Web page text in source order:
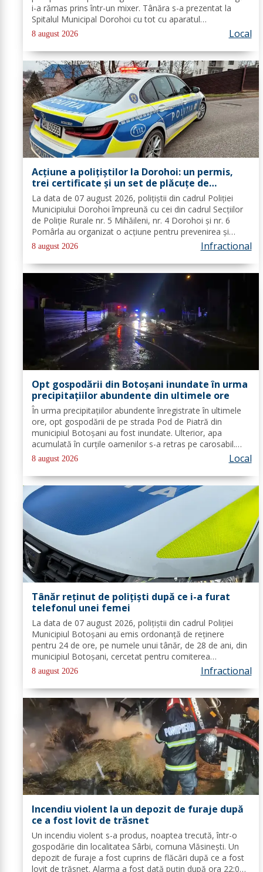
i-a rămas prins într-un mixer. Tânăra s-a prezentat la
Spitalul Municipal Dorohoi cu tot cu aparatul
electrocasnic, iar medicii au solicitat intervenția
salvatorilor. Pompierii din cadrul...
8 august 2026 Local
Acțiune a polițiștilor la Dorohoi: un permis,
trei certificate și un set de plăcuțe de
înmatriculare reținute
La data de 07 august 2026, polițiștii din cadrul Poliției
Municipiului Dorohoi împreună cu cei din cadrul Secțiilor
de Poliție Rurale nr. 5 Mihăileni, nr. 4 Dorohoi și nr. 6
Pomârla au organizat o acțiune pentru prevenirea și
combaterea faptelor de natură penală și
contravențională, verificarea...
8 august 2026 Infractional
Opt gospodării din Botoșani inundate în urma
precipitațiilor abundente din ultimele ore
În urma precipitațiilor abundente înregistrate în ultimele
ore, opt gospodării de pe strada Pod de Piatră din
municipiul Botoșani au fost inundate. Ulterior, apa
acumulată în curțile oamenilor s-a retras pe carosabil.
Pentru evacuarea apei, pompierii militari din cadrul
Detașamentului Botoșani au...
8 august 2026 Local
Tânăr reținut de polițiști după ce i-a furat
telefonul unei femei
La data de 07 august 2026, polițiștii din cadrul Poliției
Municipiul Botoșani au emis ordonanță de reținere
pentru 24 de ore, pe numele unui tânăr, de 28 de ani, din
municipiul Botoșani, cercetat pentru comiterea
infracțiunii de furt. În urma probatoriului administrat, s-a
stabilit faptul că, în...
8 august 2026 Infractional
Incendiu violent la un depozit de furaje după
ce a fost lovit de trăsnet
Un incendiu violent s-a produs, noaptea trecută, într-o
gospodărie din localitatea Sârbi, comuna Vlăsinești. Un
depozit de furaje a fost cuprins de flăcări după ce a fost
lovit de trăsnet. Alarma a fost dată puțin după ora 22:00.